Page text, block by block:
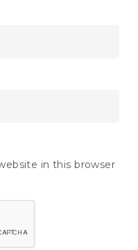
in this browser